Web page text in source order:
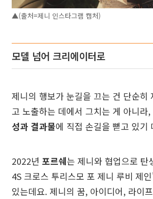
▲(출처=제니 인스타그램 캡처)
모델 넘어 크리에이터로
제니의 행보가 눈길을 끄는 건 단순히
고 노출하는 데에서 그치는 게 아니라,
성과 결과물에 직접 손길을 뻗고 있기
2022년 포르쉐는 제니와 협업으로 탄
4S 크로스 투리스모 포 제니 루비 제
있는데요. 제니의 꿈, 아이디어, 라이